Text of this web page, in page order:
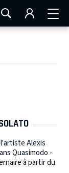
ROCHELLE
Alexis
Quasimodo -
à partir du